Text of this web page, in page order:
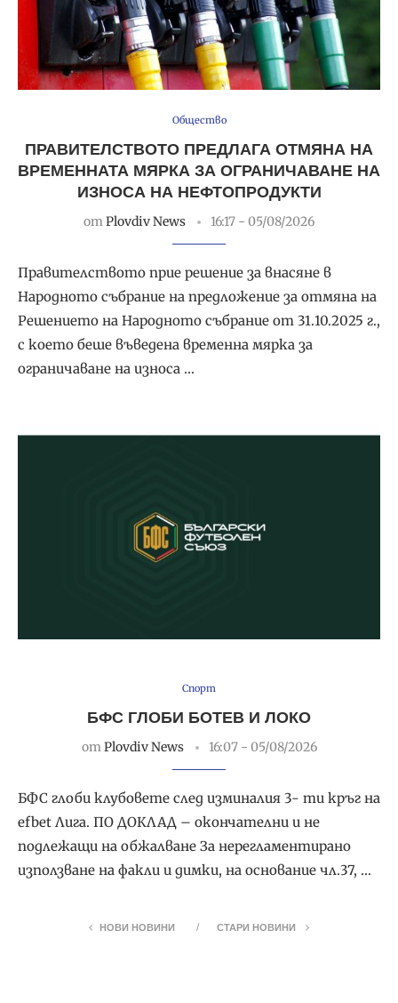
Общество
ПРАВИТЕЛСТВОТО ПРЕДЛАГА ОТМЯНА НА
ВРЕМЕННАТА МЯРКА ЗА ОГРАНИЧАВАНЕ НА
ИЗНОСА НА НЕФТОПРОДУКТИ
отPlovdiv News 16:17 - 05/08/2026
Правителството прие решение за внасяне в
Народното събрание на предложение за отмяна на
Решението на Народното събрание от 31.10.2025 г.,
с което беше въведена временна мярка за
ограничаване на износа …
Спорт
БФС ГЛОБИ БОТЕВ И ЛОКО
отPlovdiv News 16:07 - 05/08/2026
БФС глоби клубовете след изминалия 3- ти кръг на
efbet Лига. ПО ДОКЛАД – окончателни и не
подлежащи на обжалване За нерегламентирано
използване на факли и димки, на основание чл.37, …
НОВИ НОВИНИ СТАРИ НОВИНИ